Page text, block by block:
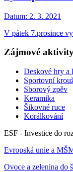
Datum: 2. 3. 2021
V pátek 7.prosince
Zájmové
Deskové hry a
Sportovní
Sborový zpěv
Keramika
Šikovné ruce
Korálkování
ESF - Investice do
Evropská unie a
Ovoce a zelenina do